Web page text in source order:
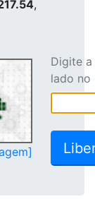
,
Digite
lado no